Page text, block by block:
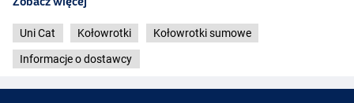
Uni Cat Kołowrotki Kołowrotki sumowe
Informacje o dostawcy